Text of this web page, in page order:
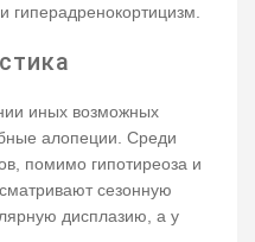
гиперадренокортицизм.
иных возможных
алопеции. Среди
помимо гипотиреоза и
сезонную
дисплазию, а у